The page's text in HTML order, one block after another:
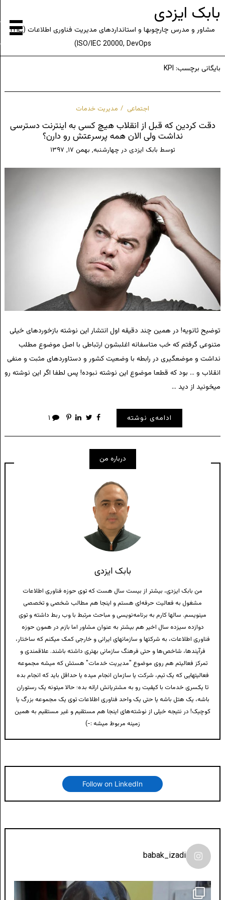
بابک ایزدی
مشاور و مدرس چارچوبها و استانداردهای مدیریت فناوری اطلاعات (ITIL,
ISO/IEC 20000, DevOps)
بایگانی برچسب: KPI
اجتماعی مدیریت خدمات
دقت کردین که قبل از انقلاب هیچ کسی به اینترنت دسترسی
نداشت ولی الان همه پرسرعتش رو دارن؟
توسط بابک ایزدی درچهارشنبه, بهمن ۱۷, ۱۳۹۷
توضیح ثانویه! در همین چند دقیقه اول انتشار این نوشته بازخوردهای خیلی
متنوعی گرفتم که خب متاسفانه اغلبشون ارتباطی با اصل موضوع مطلب
نداشت و موضعگیری در رابطه با وضعیت کشور و دستاوردهای مثبت و منفی
انقلاب و … بود که قطعا موضوع این نوشته نبوده! پس لطفا اگر این نوشته رو
میخونید از دید …
ادامه‌ی نوشته ۱
درباره من
بابک ایزدی
من بابک ایزدی، بیشتر از بیست سال هست که توی حوزه فناوری اطلاعات
مشغول به فعالیت حرفه‌ای هستم و اینجا هم مطالب شخصی و تخصصی
مینویسم. سالها کارم به برنامه‌نویسی و مباحث مرتبط با وب ربط داشته و توی
دوازده سیزده سال اخیر هم بیشتر به عنوان مشاور اما بازم در همون حوزه
فناوری اطلاعات، به شرکتها و سازمانهای ایرانی و خارجی کمک میکنم که ساختار،
فرآیندها، شاخص‌ها و حتی فرهنگ سازمانی بهتری داشته باشند. علاقمندی و
تمرکز فعالیتم هم روی موضوع "مدیریت خدمات" هستش که میشه مجموعه
فعالیتهایی که یک تیم، شرکت یا سازمان انجام میده یا حداقل باید که انجام بده
تا یکسری خدمات با کیفیت رو به مشتریانش ارائه بده؛ حالا میتونه یک رستوران
باشه، یک هتل باشه یا حتی یک واحد فناوری اطلاعات توی یک مجموعه بزرگ یا
کوچیک! در نتیجه خیلی از نوشته‌های اینجا هم مستقیم و غیر مستقیم به همین
زمینه مربوط میشه :-)
Follow on LinkedIn
babak_izadi